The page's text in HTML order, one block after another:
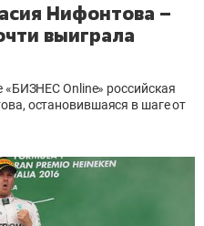
Нифонтова –
выиграла
«БИЗНЕС Online» российская
остановившаяся в шаге от